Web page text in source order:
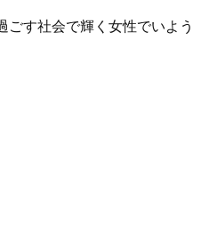
ごす社会で輝く女性でいよう